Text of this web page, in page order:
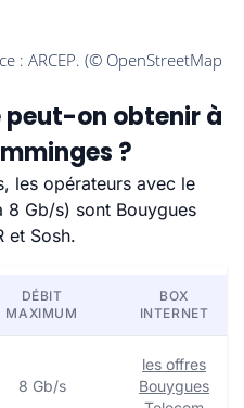
peut-on obtenir à
?
les opérateurs avec le
Gb/s) sont Bouygues
et Sosh.
DÉBIT
MAXIMUM
BOX
INTERNET
8 Gb/s
les offres
Bouygues